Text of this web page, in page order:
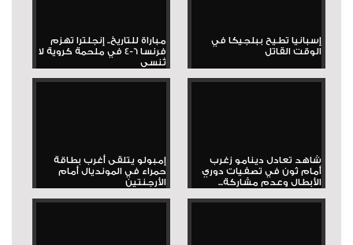
إسبانيا تطيح ببلجيكا في
الوقت القاتل
مباراة للتاريخ.. إنجلترا تهزم
فرنسا 6-4 في ملحمة كروية لا
تُنسى
شاهد تعادل دينامو زغرب
أمام ثون في تصفيات دوري
الأبطال وعدم مشاركة...
إمبولو يتلقى أغرب بطاقة
حمراء في المونديال أمام
الأرجنتين